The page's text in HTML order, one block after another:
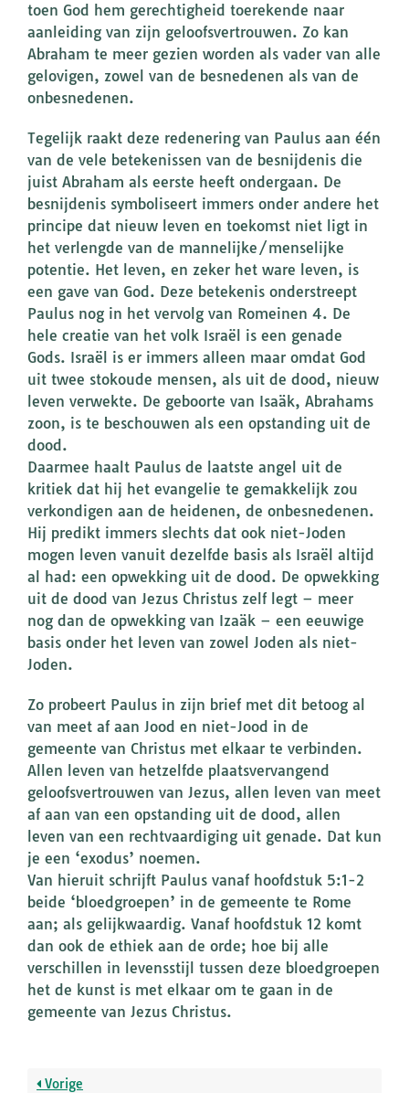
toen God hem gerechtigheid toerekende naar
aanleiding van zijn geloofsvertrouwen. Zo kan
Abraham te meer gezien worden als vader van alle
gelovigen, zowel van de besnedenen als van de
onbesnedenen.
Tegelijk raakt deze redenering van Paulus aan één
van de vele betekenissen van de besnijdenis die
juist Abraham als eerste heeft ondergaan. De
besnijdenis symboliseert immers onder andere het
principe dat nieuw leven en toekomst niet ligt in
het verlengde van de mannelijke/menselijke
potentie. Het leven, en zeker het ware leven, is
een gave van God. Deze betekenis onderstreept
Paulus nog in het vervolg van Romeinen 4. De
hele creatie van het volk Israël is een genade
Gods. Israël is er immers alleen maar omdat God
uit twee stokoude mensen, als uit de dood, nieuw
leven verwekte. De geboorte van Isaäk, Abrahams
zoon, is te beschouwen als een opstanding uit de
dood.
Daarmee haalt Paulus de laatste angel uit de
kritiek dat hij het evangelie te gemakkelijk zou
verkondigen aan de heidenen, de onbesnedenen.
Hij predikt immers slechts dat ook niet-Joden
mogen leven vanuit dezelfde basis als Israël altijd
al had: een opwekking uit de dood. De opwekking
uit de dood van Jezus Christus zelf legt – meer
nog dan de opwekking van Izaäk – een eeuwige
basis onder het leven van zowel Joden als niet-
Joden.
Zo probeert Paulus in zijn brief met dit betoog al
van meet af aan Jood en niet-Jood in de
gemeente van Christus met elkaar te verbinden.
Allen leven van hetzelfde plaatsvervangend
geloofsvertrouwen van Jezus, allen leven van meet
af aan van een opstanding uit de dood, allen
leven van een rechtvaardiging uit genade. Dat kun
je een ‘exodus’ noemen.
Van hieruit schrijft Paulus vanaf hoofdstuk 5:1-2
beide ‘bloedgroepen’ in de gemeente te Rome
aan; als gelijkwaardig. Vanaf hoofdstuk 12 komt
dan ook de ethiek aan de orde; hoe bij alle
verschillen in levensstijl tussen deze bloedgroepen
het de kunst is met elkaar om te gaan in de
gemeente van Jezus Christus.
Vorige